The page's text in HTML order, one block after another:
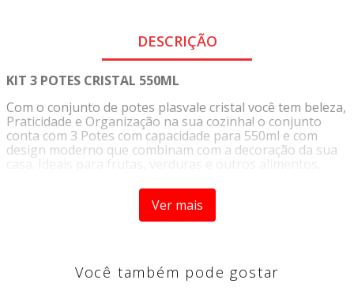
DESCRIÇÃO
KIT 3 POTES CRISTAL 550ML
Com o conjunto de potes plasvale cristal você tem beleza,
Praticidade e Organização na sua cozinha! o conjunto
conta com 3 Potes com capacidade para 550ml e com
design moderno que combinam com a decoração da sua
casa. Ideais para frutas, verduras e outros alimentos,
Com seu material em Plástico é resistente e traz muita
Ver mais
Você também pode gostar